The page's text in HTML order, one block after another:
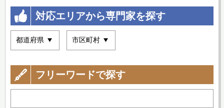
対応エリアから専門家を探す
フリーワードで探す